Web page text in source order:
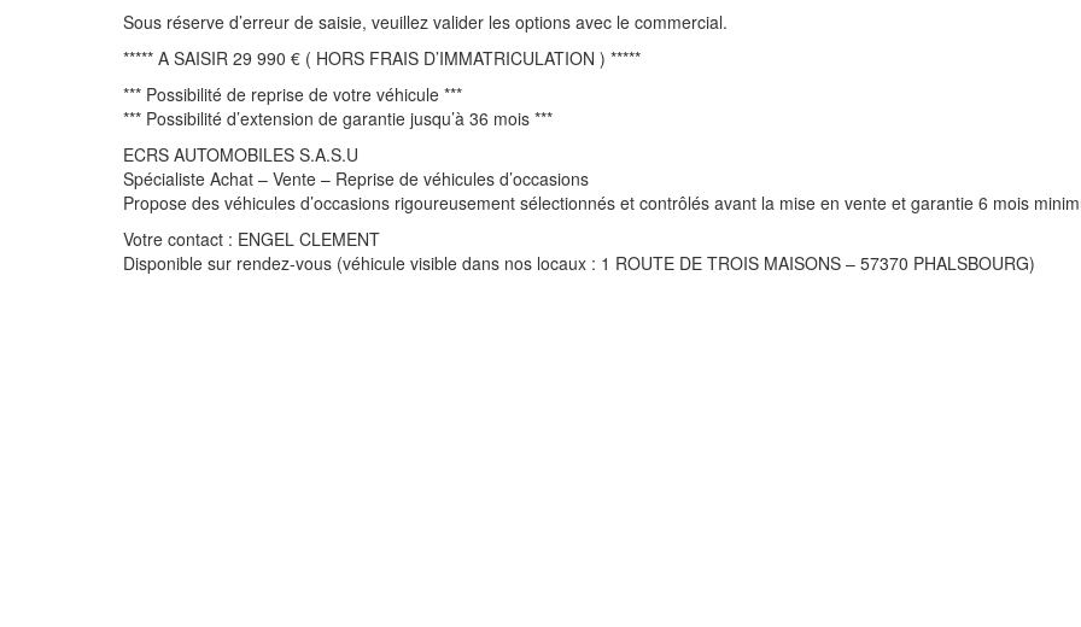
Sous réserve d’erreur de saisie, veuillez valider les options avec le commercial.
***** A SAISIR 29 990 € ( HORS FRAIS D’IMMATRICULATION ) *****
*** Possibilité de reprise de votre véhicule ***
*** Possibilité d’extension de garantie jusqu’à 36 mois ***
ECRS AUTOMOBILES S.A.S.U
Spécialiste Achat – Vente – Reprise de véhicules d’occasions
Propose des véhicules d’occasions rigoureusement sélectionnés et contrôlés avant la mise en vente et garantie 6 mois
Votre contact : ENGEL CLEMENT
Disponible sur rendez-vous (véhicule visible dans nos locaux : 1 ROUTE DE TROIS MAISONS – 57370 PHALSBOURG)